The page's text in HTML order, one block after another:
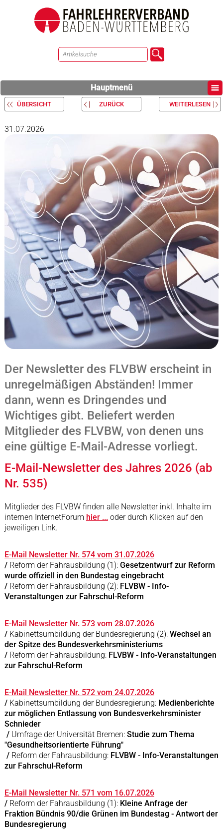
Hauptmenü
ÜBERSICHT ZURÜCK WEITERLESEN
31.07.2026
Der Newsletter des FLVBW erscheint in
unregelmäßigen Abständen! Immer
dann, wenn es Dringendes und
Wichtiges gibt. Beliefert werden
Mitglieder des FLVBW, von denen uns
eine gültige E-Mail-Adresse vorliegt.
E-Mail-Newsletter des Jahres 2026 (ab
Nr. 535)
Mitglieder des FLVBW finden alle Newsletter inkl. Inhalte im
internen InternetForum hier ...oder durch Klicken auf den
jeweiligen Link.
E-Mail Newsletter Nr. 574 vom 31.07.2026
/ Reform der Fahrausbildung (1): Gesetzentwurf zur Reform
wurde offiziell in den Bundestag eingebracht
/ Reform der Fahrausbildung (2): FLVBW - Info-
Veranstaltungen zur Fahrschul-Reform
E-Mail Newsletter Nr. 573 vom 28.07.2026
/ Kabinettsumbildung der Bundesregierung (2): Wechsel an
der Spitze des Bundesverkehrsministeriums
/ Reform der Fahrausbildung: FLVBW - Info-Veranstaltungen
zur Fahrschul-Reform
E-Mail Newsletter Nr. 572 vom 24.07.2026
/ Kabinettsumbildung der Bundesregierung: Medienberichte
zur möglichen Entlassung von Bundesverkehrsminister
Schnieder
/ Umfrage der Universität Bremen: Studie zum Thema
"Gesundheitsorientierte Führung"
/ Reform der Fahrausbildung: FLVBW - Info-Veranstaltungen
zur Fahrschul-Reform
E-Mail Newsletter Nr. 571 vom 16.07.2026
/ Reform der Fahrausbildung (1): Kleine Anfrage der
Fraktion Bündnis 90/die Grünen im Bundestag - Antwort der
Bundesregierung